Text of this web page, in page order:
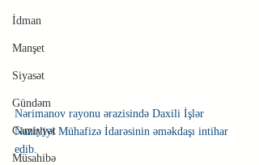
İdman
Manşet
Siyasət
Gündəm
Cəmiyyət
Müsahibə
Nərimanov rayonu ərazisində Daxili İşlər
Nazirliyi Mühafizə İdarəsinin əməkdaşı intihar
edib.